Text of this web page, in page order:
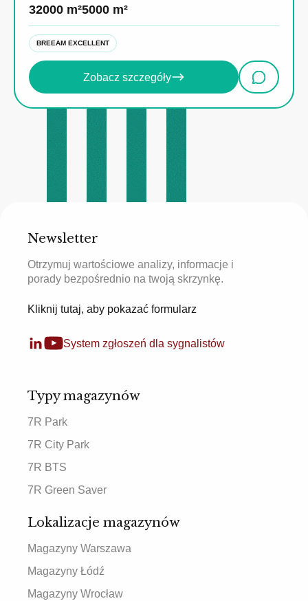
32000 m²5000 m²
BREEAM EXCELLENT
Zobacz szczegóły
Newsletter
Otrzymuj wartościowe analizy, informacje i
porady bezpośrednio na twoją skrzynkę.
Kliknij tutaj, aby pokazać formularz
System zgłoszeń dla sygnalistów
Typy magazynów
7R Park
7R City Park
7R BTS
7R Green Saver
Lokalizacje magazynów
Magazyny Warszawa
Magazyny Łódź
Magazyny Wrocław